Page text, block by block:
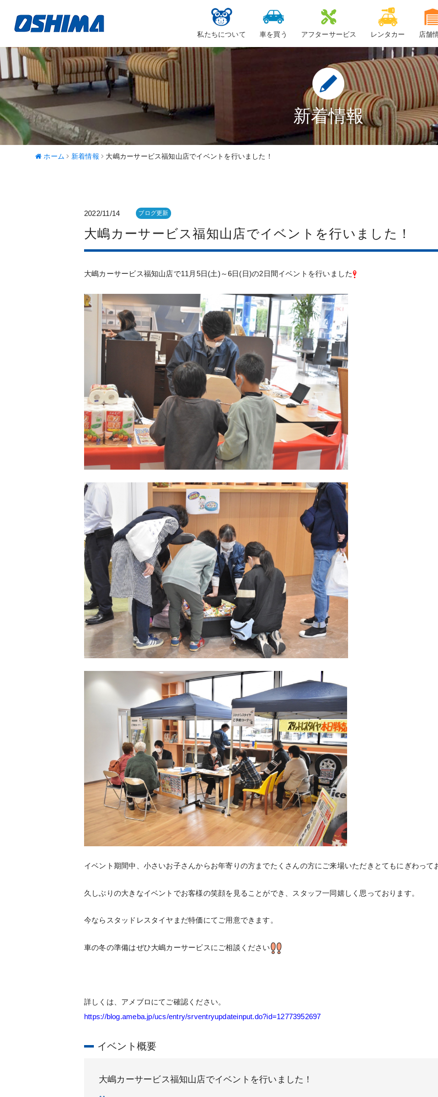
私たちについて 車を買う アフターサービス
整備・修理
鈑金
ロードサービス
レンタカー 店舗
新着情報
ホーム 新着情報 大嶋カーサービス福知山店でイベントを行いました！
2022/11/14 ブログ更新
大嶋カーサービス福知山店でイベントを行いました！
大嶋カーサービス福知山店で11月5日(土)～6日(日)の2日間イベントを行いました
イベント期間中、小さいお子さんからお年寄りの方までたくさんの方にご来場いただきとてもにぎわって
久しぶりの大きなイベントでお客様の笑顔を見ることができ、スタッフ一同嬉しく思っております。
今ならスタッドレスタイヤまだ特価にてご用意できます。
車の冬の準備はぜひ大嶋カーサービスにご相談ください
詳しくは、アメブロにてご確認ください。
https://blog.ameba.jp/ucs/entry/srventryupdateinput.do?id=12773952697
イベント概要
大嶋カーサービス福知山店でイベントを行いました！